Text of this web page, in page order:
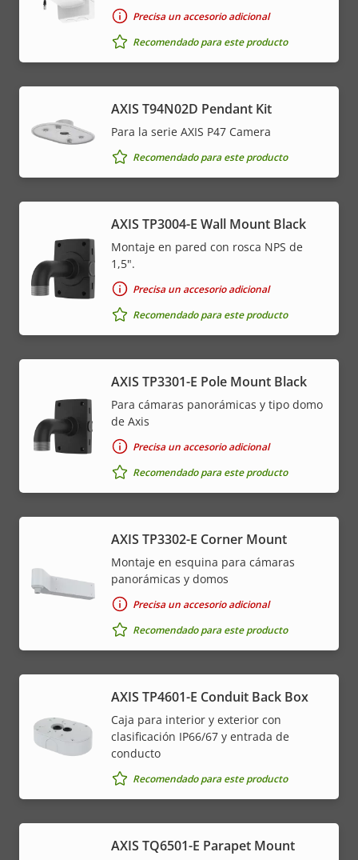
Precisa un accesorio adicional
Recomendado para este producto
AXIS T94N02D Pendant Kit
Para la serie AXIS P47 Camera
Recomendado para este producto
AXIS TP3004-E Wall Mount Black
Montaje en pared con rosca NPS de
1,5".
Precisa un accesorio adicional
Recomendado para este producto
AXIS TP3301-E Pole Mount Black
Para cámaras panorámicas y tipo domo
de Axis
Precisa un accesorio adicional
Recomendado para este producto
AXIS TP3302-E Corner Mount
Montaje en esquina para cámaras
panorámicas y domos
Precisa un accesorio adicional
Recomendado para este producto
AXIS TP4601-E Conduit Back Box
Caja para interior y exterior con
clasificación IP66/67 y entrada de
conducto
Recomendado para este producto
AXIS TQ6501-E Parapet Mount